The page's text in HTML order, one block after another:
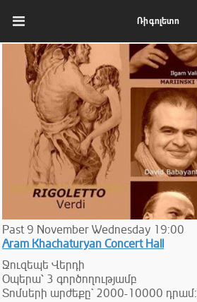
Ռիգոլետո
Past 9 November Wednesday 19:00
Aram Khachaturyan Concert Hall
Ջուզեպե Վերդի
Օպերա՝ 3 գործողությամբ
Տոմսերի արժեքը` 2000-10000 դրամ: